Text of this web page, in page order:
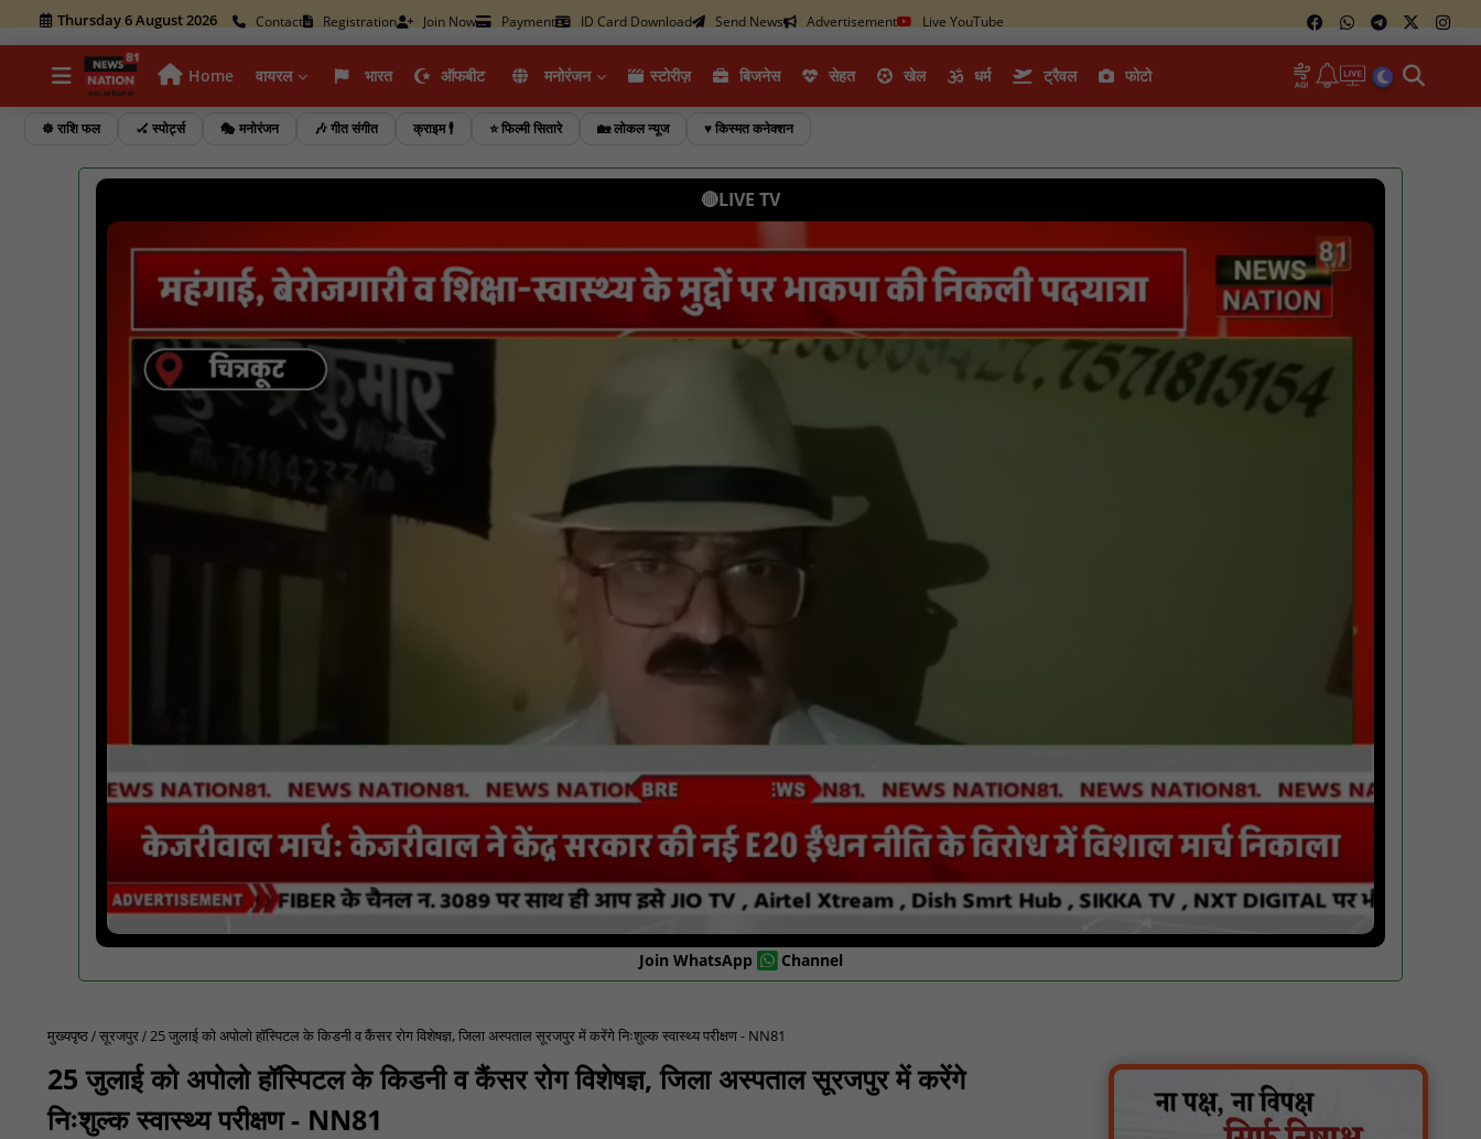
Thursday 6 August 2026 Contact Registration Join Now Payment ID Card Download Send News Advertisement Live YouTube
Home वायरल भारत ऑफबीट मनोरंजन स्टोरीज़ ब‍िजनेस सेहत खेल धर्म ट्रैवल फोटो
☸️ राशि फल 🏑 स्पोर्ट्स 🎭 मनोरंजन 🎶 गीत संगीत क्राइम 🕴️ ⭐ फिल्मी सितारे 🏡 लोकल न्यूज ♥️ किस्मत कनेक्शन
🔴LIVE TV
Join WhatsApp Channel
मुख्यपृष्ठ सूरजपुर 25 जुलाई को अपोलो हॉस्पिटल के किडनी व कैंसर रोग विशेषज्ञ, जिला अस्पताल सूरजपुर में करेंगे निःशुल्क स्वास्थ्य परीक्षण - NN81
25 जुलाई को अपोलो हॉस्पिटल के किडनी व कैंसर रोग विशेषज्ञ, जिला अस्पताल सूरजपुर में करेंगे
निःशुल्क स्वास्थ्य परीक्षण - NN81
पारस पोर्टल से होगी योजनाओं की नियमित समीक्षा,
मुख्यमंत्री विष्णुदेव साय ने दिए समयबद्ध क्रियान्वयन
के निर्देश : NN81
सोलर हाई मास्ट से रोशन हो रहे वनांचल के गांव,
नियद नेल्लानार ग्रामों में बढ़ी सुरक्षा और सुविधा :
रेजिडेंट डॉक्टरों का शांतिपूर्ण आंदोलन जारी, सभी
रेजिडेंट्स का लंबित वेतन जारी होने तक संघर्ष रहेगा :